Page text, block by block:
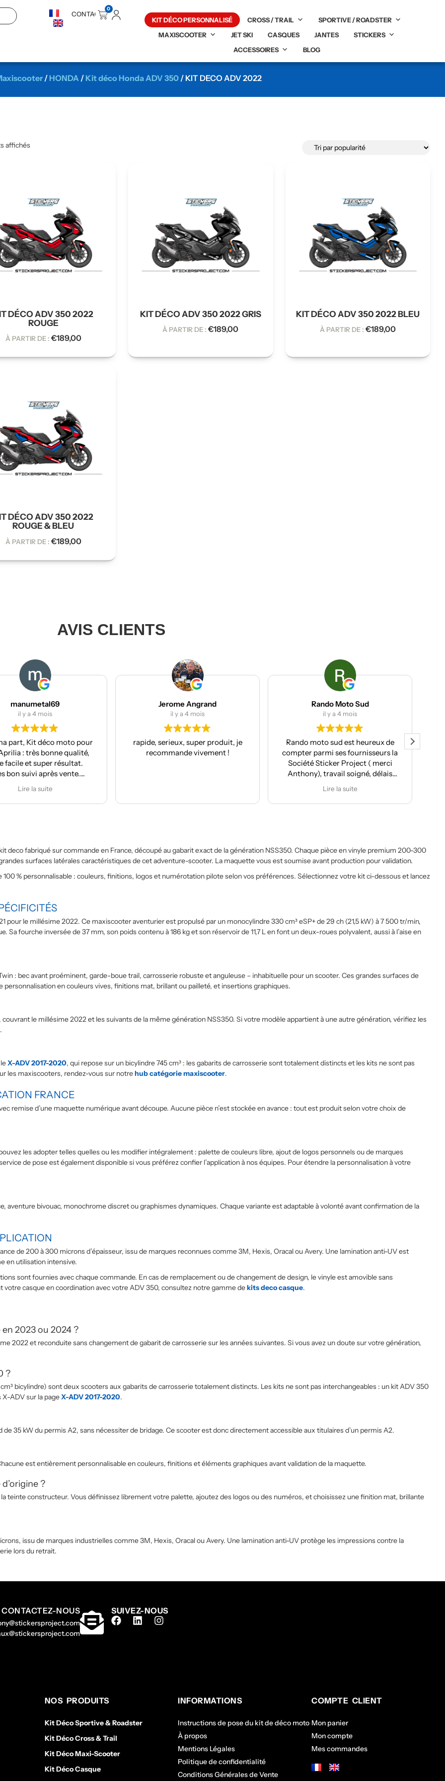
CONTACT
0
KIT DÉCO PERSONNALISÉ CROSS / TRAIL
SPORTIVE / ROADSTER
MAXISCOOTER
JET SKI CASQUES JANTES
STICKERS
ACCESSOIRES
BLOG
/ HONDA / Kit déco Honda ADV 350/ KIT DECO ADV 2022
affichés
DÉCO ADV 350 2022
ROUGE
À PARTIR DE : €189,00
KIT DÉCO ADV 350 2022 GRIS
À PARTIR DE :€189,00
KIT DÉCO ADV 350 2022 BLEU
À PARTIR DE : €189,00
DÉCO ADV 350 2022
ROUGE & BLEU
À PARTIR DE : €189,00
AVIS CLIENTS
y a 4 mois
Kit déco moto pour
très bonne qualité,
et super résultat.
après vente.
la suite
Jerome Angrand
il y a 4 mois
rapide, serieux, super produit, je
recommande vivement !
Rando Moto Sud
il y a 4 mois
Rando moto sud est heureux de
compter parmi ses fournisseurs la
Société Sticker Project ( merci
Anthony), travail soigné, délais
respectés et pour moi souvent le
plus important conseil et
proposition de design
ma Moto Morini X-cape 650, j'ai
confié le développement des kit
déco pour les Rieju Aventura 307
Rally. Le résultat est juste
Une société pour le covering de vos
motos: Sticker Project à 100%
Lire la suite
Client
deco fabriqué sur commande en France, découpé au gabarit exact de la génération NSS350. Chaque pièce en vinyle premium 200-300
surfaces latérales caractéristiques de cet adventure-scooter. La maquette vous est soumise avant production pour validation.
% personnalisable : couleurs, finitions, logos et numérotation pilote selon vos préférences. Sélectionnez votre kit ci-dessous et lancez
pour le millésime 2022. Ce maxiscooter aventurier est propulsé par un monocylindre 330 cm³ eSP+ de 29 ch (21,5 kW) à 7 500 tr/min,
fourche inversée de 37 mm, son poids contenu à 186 kg et son réservoir de 11,7 L en font un deux-roues polyvalent, aussi à l’aise en
: bec avant proéminent, garde-boue trail, carrosserie robuste et anguleuse – inhabituelle pour un scooter. Ces grandes surfaces de
en couleurs vives, finitions mat, brillant ou pailleté, et insertions graphiques.
le millésime 2022 et les suivants de la même génération NSS350. Si votre modèle appartient à une autre génération, vérifiez les
.
X-ADV 2017-2020, qui repose sur un bicylindre 745 cm³ : les gabarits de carrosserie sont totalement distincts et les kits ne sont pas
les maxiscooters, rendez-vous sur notrehub catégorie maxiscooter.
FRANCE
remise d’une maquette numérique avant découpe. Aucune pièce n’est stockée en avance : tout est produit selon votre choix de
les adopter telles quelles ou les modifier intégralement : palette de couleurs libre, ajout de logos personnels ou de marques
de pose est également disponible si vous préférez confier l’application à nos équipes. Pour étendre la personnalisation à votre
aventure bivouac, monochrome discret ou graphismes dynamiques. Chaque variante est adaptable à volonté avant confirmation de la
de 200 à 300 microns d’épaisseur, issu de marques reconnues comme 3M, Hexis, Oracal ou Avery. Une lamination anti-UV est
en utilisation intensive.
sont fournies avec chaque commande. En cas de remplacement ou de changement de design, le vinyle est amovible sans
casque en coordination avec votre ADV 350, consultez notre gamme dekits deco casque.
2023 ou 2024 ?
2022 et reconduite sans changement de gabarit de carrosserie sur les années suivantes. Si vous avez un doute sur votre génération,
?
bicylindre) sont deux scooters aux gabarits de carrosserie totalement distincts. Les kits ne sont pas interchangeables : un kit ADV 350
X-ADV sur la pageX-ADV 2017-2020.
de 35 kW du permis A2, sans nécessiter de bridage. Ce scooter est donc directement accessible aux titulaires d’un permis A2.
est entièrement personnalisable en couleurs, finitions et éléments graphiques avant validation de la maquette.
?
teinte constructeur. Vous définissez librement votre palette, ajoutez des logos ou des numéros, et choisissez une finition mat, brillante
issu de marques industrielles comme 3M, Hexis, Oracal ou Avery. Une lamination anti-UV protège les impressions contre la
lors du retrait.
CONTACTEZ-NOUS SUIVEZ-NOUS
NOS PRODUITS
Kit Déco Sportive & Roadster
Kit Déco Cross & Trail
Kit Déco Maxi-Scooter
Kit Déco Casque
INFORMATIONS
Instructions de pose du kit de déco moto
À propos
Mentions Légales
Politique de confidentialité
Conditions Générales de Vente
COMPTE CLIENT
Mon panier
Mon compte
Mes commandes